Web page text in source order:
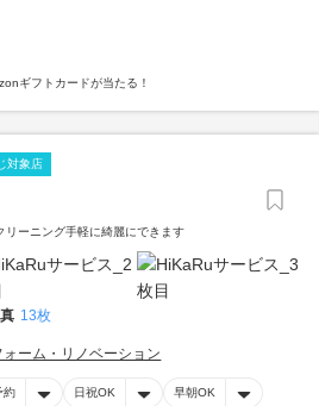
ギフトカードが当たる！
対象店
リーニング手軽に綺麗にできます
13枚
ォーム・リノベーション
約 日祝OK 早朝OK